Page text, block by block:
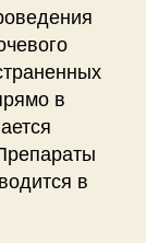
в
в